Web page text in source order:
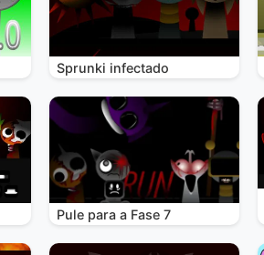
Sprunki infectado
Pule para a Fase 7